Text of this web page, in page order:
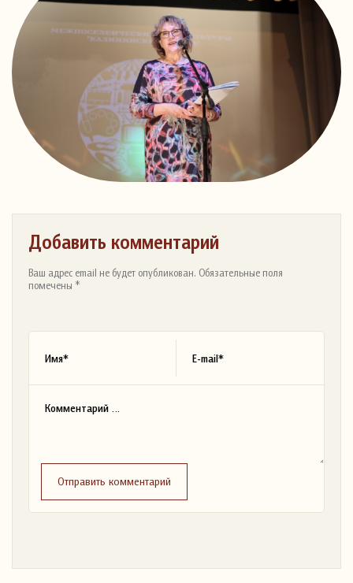
Добавить комментарий
Ваш адрес email не будет опубликован. Обязательные поля
помечены *
Отправить комментарий